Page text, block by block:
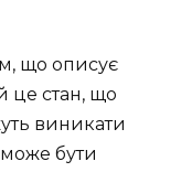
що описує
це стан, що
виникати
бути